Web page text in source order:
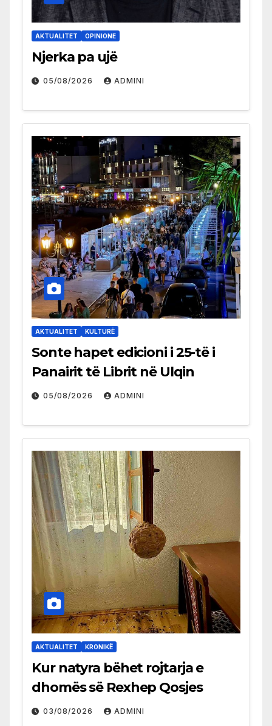
AKTUALITET OPINIONE
Njerka pa ujë
05/08/2026 ADMINI
AKTUALITET KULTURË
Sonte hapet edicioni i 25-të i
Panairit të Librit në Ulqin
05/08/2026 ADMINI
AKTUALITET KRONIKË
Kur natyra bëhet rojtarja e
dhomës së Rexhep Qosjes
03/08/2026 ADMINI